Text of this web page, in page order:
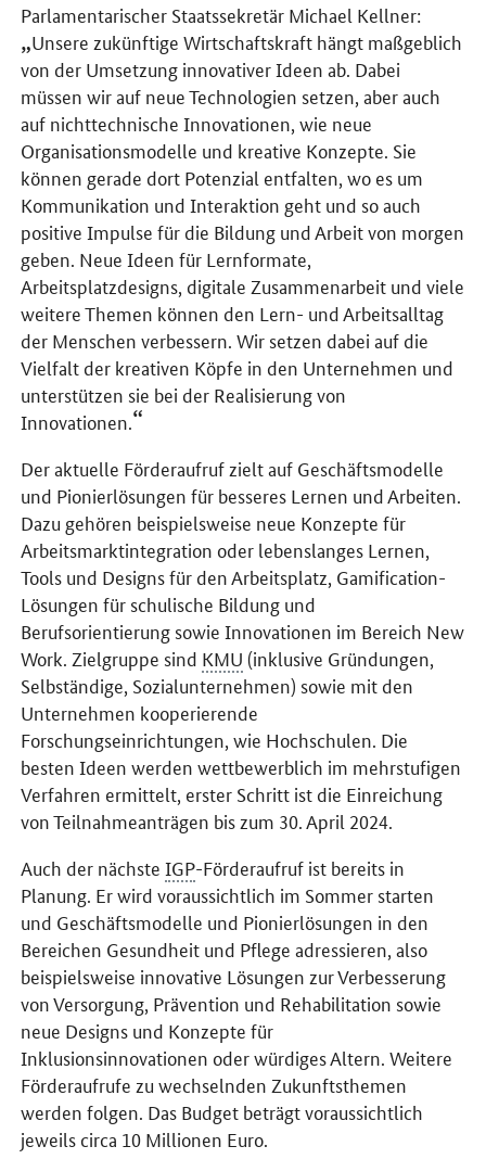
Parlamentarischer Staatssekretär Michael Kellner:
Unsere zukünftige Wirtschaftskraft hängt maßgeblich
von der Umsetzung innovativer Ideen ab. Dabei
müssen wir auf neue Technologien setzen, aber auch
auf nichttechnische Innovationen, wie neue
Organisationsmodelle und kreative Konzepte. Sie
können gerade dort Potenzial entfalten, wo es um
Kommunikation und Interaktion geht und so auch
positive Impulse für die Bildung und Arbeit von morgen
geben. Neue Ideen für Lernformate,
Arbeitsplatzdesigns, digitale Zusammenarbeit und viele
weitere Themen können den Lern- und Arbeitsalltag
der Menschen verbessern. Wir setzen dabei auf die
Vielfalt der kreativen Köpfe in den Unternehmen und
unterstützen sie bei der Realisierung von
Innovationen.
Der aktuelle Förderaufruf zielt auf Geschäftsmodelle
und Pionierlösungen für besseres Lernen und Arbeiten.
Dazu gehören beispielsweise neue Konzepte für
Arbeitsmarktintegration oder lebenslanges Lernen,
Tools und Designs für den Arbeitsplatz, Gamification-
Lösungen für schulische Bildung und
Berufsorientierung sowie Innovationen im Bereich New
Work. Zielgruppe sind KMU (inklusive Gründungen,
Selbständige, Sozialunternehmen) sowie mit den
Unternehmen kooperierende
Forschungseinrichtungen, wie Hochschulen. Die
besten Ideen werden wettbewerblich im mehrstufigen
Verfahren ermittelt, erster Schritt ist die Einreichung
von Teilnahmeanträgen bis zum 30. April 2024.
Auch der nächsteIGP-Förderaufruf ist bereits in
Planung. Er wird voraussichtlich im Sommer starten
und Geschäftsmodelle und Pionierlösungen in den
Bereichen Gesundheit und Pflege adressieren, also
beispielsweise innovative Lösungen zur Verbesserung
von Versorgung, Prävention und Rehabilitation sowie
neue Designs und Konzepte für
Inklusionsinnovationen oder würdiges Altern. Weitere
Förderaufrufe zu wechselnden Zukunftsthemen
werden folgen. Das Budget beträgt voraussichtlich
jeweils circa 10 Millionen Euro.